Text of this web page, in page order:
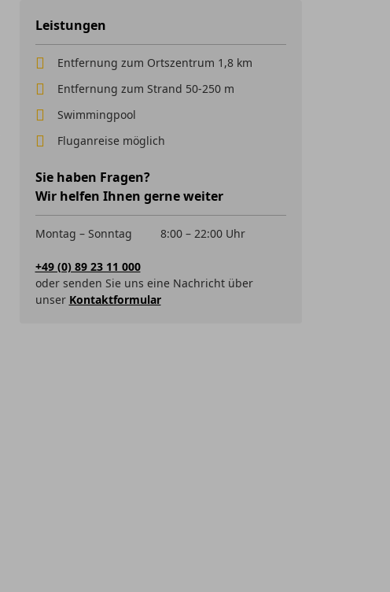
Leistungen
Entfernung zum Ortszentrum 1,8 km
Entfernung zum Strand 50-250 m
Swimmingpool
Fluganreise möglich
Sie haben Fragen?
Wir helfen Ihnen gerne weiter
Montag – Sonntag 8:00 – 22:00 Uhr
+49 (0) 89 23 11 000
oder senden Sie uns eine Nachricht über
unser Kontaktformular